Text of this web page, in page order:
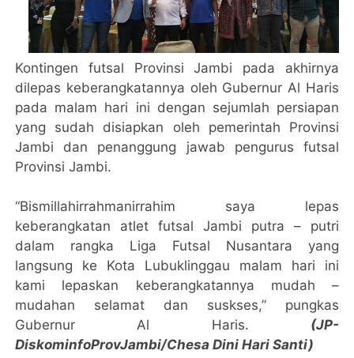
Kontingen futsal Provinsi Jambi pada akhirnya
dilepas keberangkatannya oleh Gubernur Al Haris
pada malam hari ini dengan sejumlah persiapan
yang sudah disiapkan oleh pemerintah Provinsi
Jambi dan penanggung jawab pengurus futsal
Provinsi Jambi.
“Bismillahirrahmanirrahim saya lepas
keberangkatan atlet futsal Jambi putra – putri
dalam rangka Liga Futsal Nusantara yang
langsung ke Kota Lubuklinggau malam hari ini
kami lepaskan keberangkatannya mudah –
mudahan selamat dan suskses,” pungkas
Gubernur Al Haris. (JP-
DiskominfoProvJambi/Chesa Dini Hari Santi)